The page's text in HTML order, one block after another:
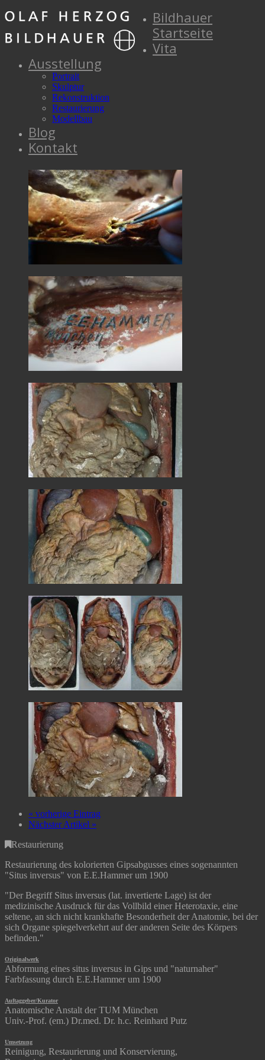
Bildhauer
Startseite
Vita
Ausstellung
Portrait
Skulptur
Rekonstruktion
Restaurierung
Modellbau
Blog
Kontakt
« vorherige Eintrag
Nächster Artikel »
Restaurierung
Restaurierung des kolorierten Gipsabgusses eines sogenannten
"Situs inversus" von E.E.Hammer um 1900
"Der Begriff Situs inversus (lat. invertierte Lage) ist der
medizinische Ausdruck für das Vollbild einer Heterotaxie, eine
seltene, an sich nicht krankhafte Besonderheit der Anatomie, bei der
sich Organe spiegelverkehrt auf der anderen Seite des Körpers
befinden."
Originalwerk
Abformung eines situs inversus in Gips und "naturnaher"
Farbfassung durch E.E.Hammer um 1900
Auftaggeber/Kurator
Anatomische Anstalt der TUM München
Univ.-Prof. (em.) Dr.med. Dr. h.c. Reinhard Putz
Umsetzung
Reinigung, Restaurierung und Konservierung,